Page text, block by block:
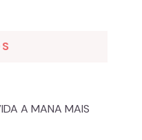
A MANA MAIS